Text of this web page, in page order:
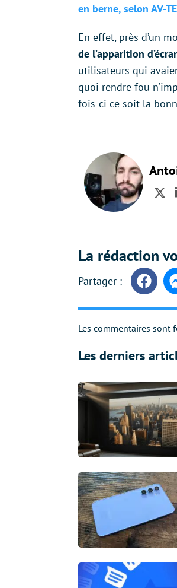
en berne, selon AV-
En effet, près d’un
de l’apparition
utilisateurs qui
quoi rendre fou
fois-ci ce soit la
La rédaction
Les commentaires sont
Les derniers